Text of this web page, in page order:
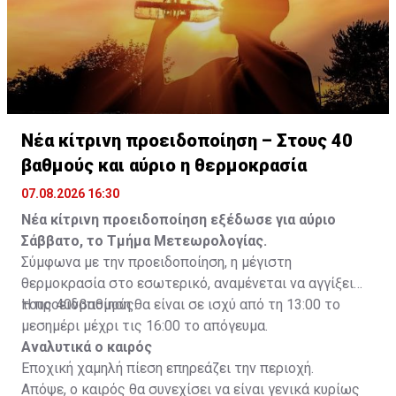
Νέα κίτρινη προειδοποίηση – Στους 40
βαθμούς και αύριο η θερμοκρασία
07.08.2026 16:30
Νέα κίτρινη προειδοποίηση εξέδωσε για αύριο
Σάββατο, το Τμήμα Μετεωρολογίας.
Σύμφωνα με την προειδοποίηση, η μέγιστη
θερμοκρασία στο εσωτερικό, αναμένεται να αγγίξει
τους 40νβαθμούς.
Η προειδοποίηση θα είναι σε ισχύ από τη 13:00 το
μεσημέρι μέχρι τις 16:00 το απόγευμα.
Αναλυτικά ο καιρός
Εποχική χαμηλή πίεση επηρεάζει την περιοχή.
Απόψε, ο καιρός θα συνεχίσει να είναι γενικά κυρίως